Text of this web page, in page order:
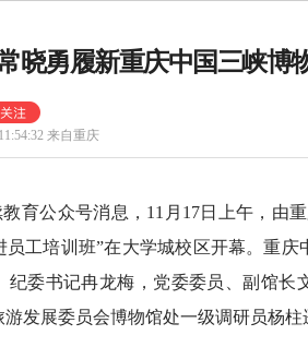
晓勇履新重庆中国三峡博
来自重庆
育公众号消息，11月17日上午，由
员工培训班”在大学城校区开幕。重
纪委书记冉龙梅，党委委员、副馆长
发展委员会博物馆处一级调研员杨柱